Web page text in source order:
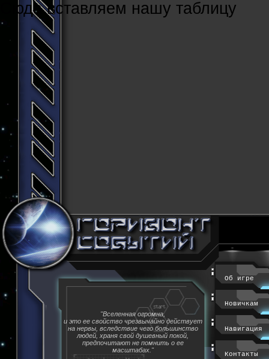
Cюда вставляем нашу таблицу
"Вселенная огромна,
и это ее свойство чрезвычайно действует
на нервы, вследствие чего большинство
людей, храня свой душевный покой,
предпочитают не помнить о ее
масштабах."
Об игре
Новичкам
Навигация
Контакты